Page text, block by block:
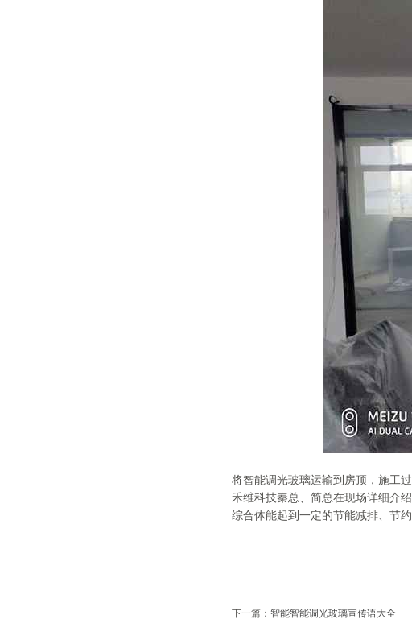
将智能调光玻璃运输到房顶，施工
禾维科技秦总、简总在现场详细介
综合体能起到一定的节能减排、节约
下一篇： 智能智能调光玻璃宣传语大全